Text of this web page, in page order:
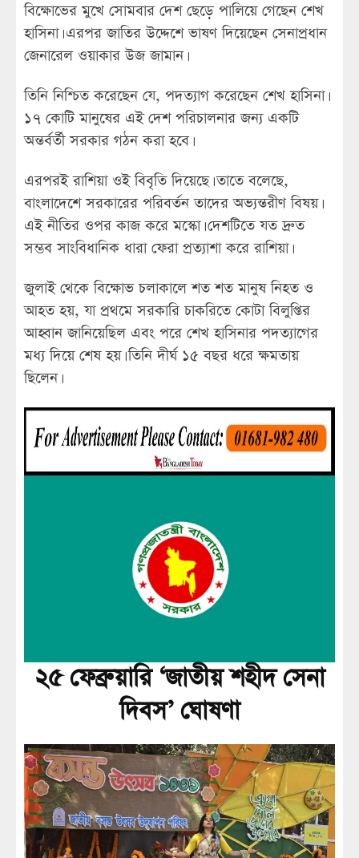
বিক্ষোভের মুখে সোমবার দেশ ছেড়ে পালিয়ে গেছেন শেখ
হাসিনা। এরপর জাতির উদ্দেশে ভাষণ দিয়েছেন সেনাপ্রধান
জেনারেল ওয়াকার উজ জামান।
তিনি নিশ্চিত করেছেন যে, পদত্যাগ করেছেন শেখ হাসিনা।
১৭ কোটি মানুষের এই দেশ পরিচালনার জন্য একটি
অন্তর্বর্তী সরকার গঠন করা হবে।
এরপরই রাশিয়া ওই বিবৃতি দিয়েছে। তাতে বলেছে,
বাংলাদেশে সরকারের পরিবর্তন তাদের অভ্যন্তরীণ বিষয়।
এই নীতির ওপর কাজ করে মস্কো। দেশটিতে যত দ্রুত
সম্ভব সাংবিধানিক ধারা ফেরা প্রত্যাশা করে রাশিয়া।
জুলাই থেকে বিক্ষোভ চলাকালে শত শত মানুষ নিহত ও
আহত হয়, যা প্রথমে সরকারি চাকরিতে কোটা বিলুপ্তির
আহ্বান জানিয়েছিল এবং পরে শেখ হাসিনার পদত্যাগের
মধ্য দিয়ে শেষ হয়। তিনি দীর্ঘ ১৫ বছর ধরে ক্ষমতায়
ছিলেন।
২৫ ফেব্রুয়ারি ‘জাতীয় শহীদ সেনা
দিবস’ ঘোষণা